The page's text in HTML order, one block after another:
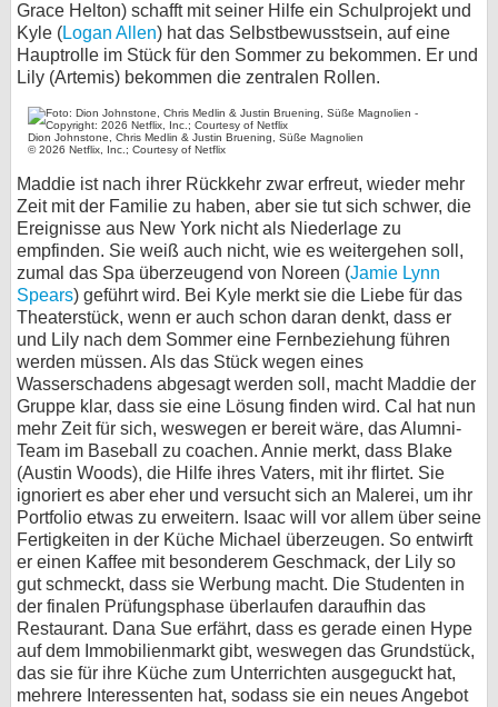
Grace Helton) schafft mit seiner Hilfe ein Schulprojekt und
Kyle (Logan Allen) hat das Selbstbewusstsein, auf eine
Hauptrolle im Stück für den Sommer zu bekommen. Er und
Lily (Artemis) bekommen die zentralen Rollen.
Dion Johnstone, Chris Medlin & Justin Bruening, Süße Magnolien
© 2026 Netflix, Inc.; Courtesy of Netflix
Maddie ist nach ihrer Rückkehr zwar erfreut, wieder mehr
Zeit mit der Familie zu haben, aber sie tut sich schwer, die
Ereignisse aus New York nicht als Niederlage zu
empfinden. Sie weiß auch nicht, wie es weitergehen soll,
zumal das Spa überzeugend von Noreen (Jamie Lynn
Spears) geführt wird. Bei Kyle merkt sie die Liebe für das
Theaterstück, wenn er auch schon daran denkt, dass er
und Lily nach dem Sommer eine Fernbeziehung führen
werden müssen. Als das Stück wegen eines
Wasserschadens abgesagt werden soll, macht Maddie der
Gruppe klar, dass sie eine Lösung finden wird. Cal hat nun
mehr Zeit für sich, weswegen er bereit wäre, das Alumni-
Team im Baseball zu coachen. Annie merkt, dass Blake
(Austin Woods), die Hilfe ihres Vaters, mit ihr flirtet. Sie
ignoriert es aber eher und versucht sich an Malerei, um ihr
Portfolio etwas zu erweitern. Isaac will vor allem über seine
Fertigkeiten in der Küche Michael überzeugen. So entwirft
er einen Kaffee mit besonderem Geschmack, der Lily so
gut schmeckt, dass sie Werbung macht. Die Studenten in
der finalen Prüfungsphase überlaufen daraufhin das
Restaurant. Dana Sue erfährt, dass es gerade einen Hype
auf dem Immobilienmarkt gibt, weswegen das Grundstück,
das sie für ihre Küche zum Unterrichten ausgeguckt hat,
mehrere Interessenten hat, sodass sie ein neues Angebot